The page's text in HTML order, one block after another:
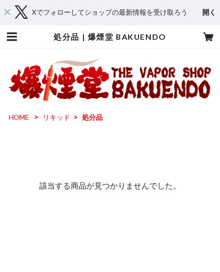
Xでフォローしてショップの最新情報を受け取ろう 開く
処分品 | 爆煙堂 BAKUENDO
HOME リキッド 処分品
該当する商品が見つかりませんでした。